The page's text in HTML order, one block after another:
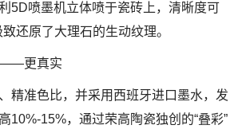
5D喷墨机立体喷于瓷砖上，清晰度可
还原了大理石的生动纹理。
——更真实
精准色比，并采用西班牙进口墨水，发
10%-15%，通过荣高陶瓷独创的“叠彩”